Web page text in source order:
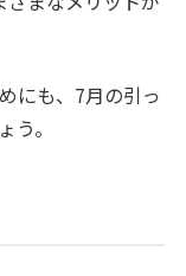
にも、7月の引っ
。